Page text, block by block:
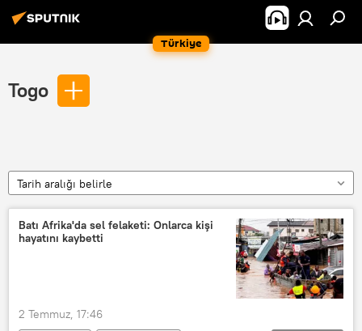
Türkiye
Togo
Tarih aralığı belirle
Batı Afrika'da sel felaketi: Onlarca kişi
hayatını kaybetti
2 Temmuz, 17:46